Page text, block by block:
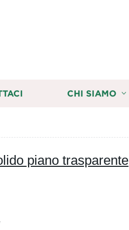
CHI SIAMO
piano trasparente